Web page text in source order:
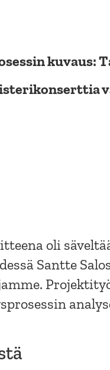
kuvaus:
oli
Santte